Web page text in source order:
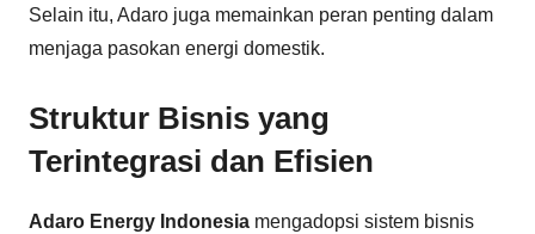
Selain itu, Adaro juga memainkan peran penting dalam
menjaga pasokan energi domestik.
Struktur Bisnis yang
Terintegrasi dan Efisien
Adaro Energy Indonesia mengadopsi sistem bisnis